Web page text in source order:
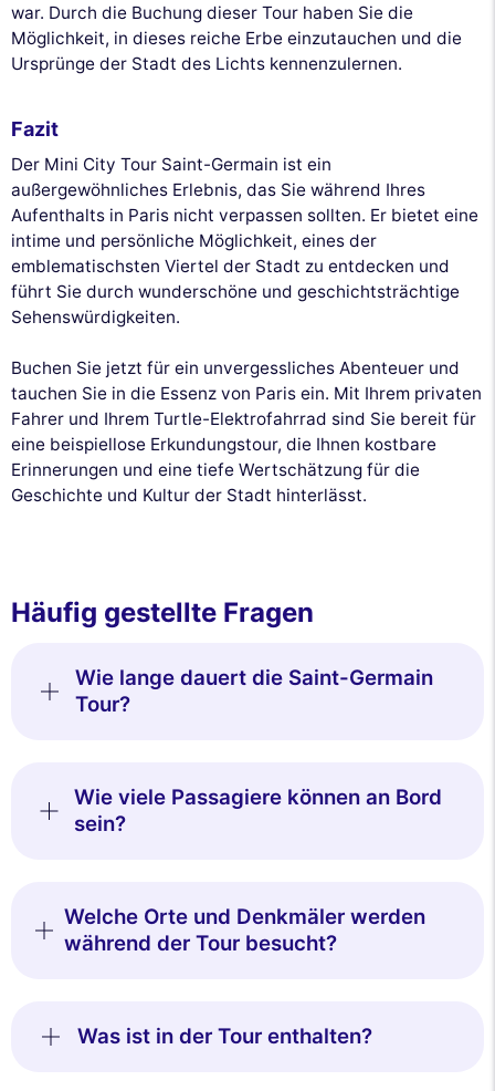
war. Durch die Buchung dieser Tour haben Sie die
Möglichkeit, in dieses reiche Erbe einzutauchen und die
Ursprünge der Stadt des Lichts kennenzulernen.
Fazit
Der Mini City Tour Saint-Germain ist ein
außergewöhnliches Erlebnis, das Sie während Ihres
Aufenthalts in Paris nicht verpassen sollten. Er bietet eine
intime und persönliche Möglichkeit, eines der
emblematischsten Viertel der Stadt zu entdecken und
führt Sie durch wunderschöne und geschichtsträchtige
Sehenswürdigkeiten.
Buchen Sie jetzt für ein unvergessliches Abenteuer und
tauchen Sie in die Essenz von Paris ein. Mit Ihrem privaten
Fahrer und Ihrem Turtle-Elektrofahrrad sind Sie bereit für
eine beispiellose Erkundungstour, die Ihnen kostbare
Erinnerungen und eine tiefe Wertschätzung für die
Geschichte und Kultur der Stadt hinterlässt.
Häufig gestellte Fragen
Wie lange dauert die Saint-Germain
Tour?
Wie viele Passagiere können an Bord
sein?
Welche Orte und Denkmäler werden
während der Tour besucht?
Was ist in der Tour enthalten?